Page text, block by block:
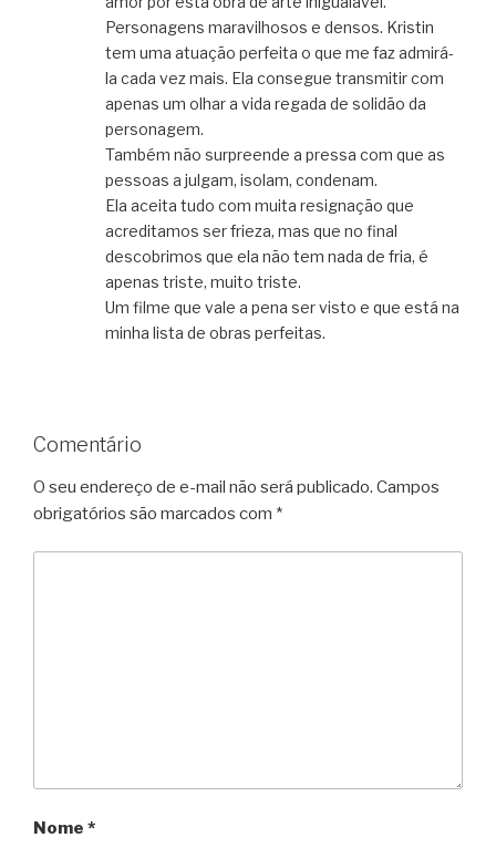
Personagens maravilhosos e densos. Kristin
tem uma atuação perfeita o que me faz admirá-
la cada vez mais. Ela consegue transmitir com
apenas um olhar a vida regada de solidão da
personagem.
Também não surpreende a pressa com que as
pessoas a julgam, isolam, condenam.
Ela aceita tudo com muita resignação que
acreditamos ser frieza, mas que no final
descobrimos que ela não tem nada de fria, é
apenas triste, muito triste.
Um filme que vale a pena ser visto e que está na
minha lista de obras perfeitas.
Comentário
O seu endereço de e-mail não será publicado. Campos
obrigatórios são marcados com *
Nome *